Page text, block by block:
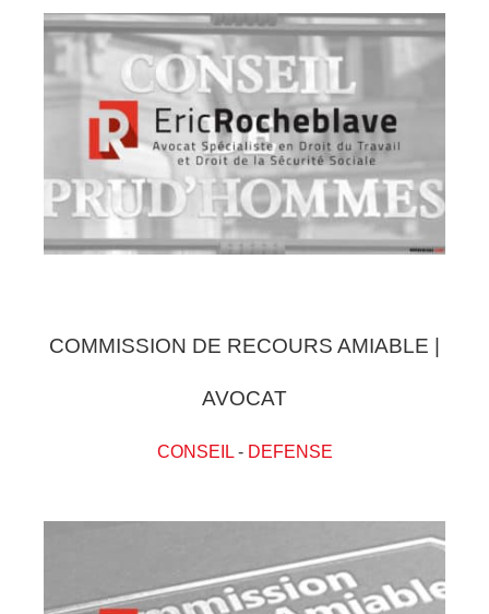
COMMISSION DE RECOURS AMIABLE |
AVOCAT
CONSEIL- DEFENSE